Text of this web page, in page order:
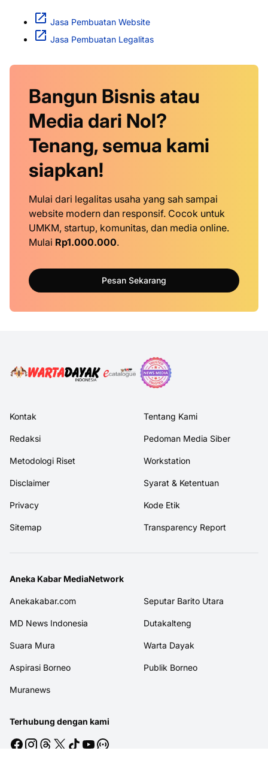
Jasa Pembuatan Website
Jasa Pembuatan Legalitas
Bangun Bisnis atau
Media dari Nol?
Tenang, semua kami
siapkan!
Mulai dari legalitas usaha yang sah sampai
website modern dan responsif. Cocok untuk
UMKM, startup, komunitas, dan media online.
Mulai Rp1.000.000.
Pesan Sekarang
Kontak Tentang Kami
Redaksi Pedoman Media Siber
Metodologi Riset Workstation
Disclaimer Syarat & Ketentuan
Privacy Kode Etik
Sitemap Transparency Report
Aneka Kabar MediaNetwork
Anekakabar.com Seputar Barito Utara
MD News Indonesia Dutakalteng
Suara Mura Warta Dayak
Aspirasi Borneo Publik Borneo
Muranews
Terhubung dengan kami